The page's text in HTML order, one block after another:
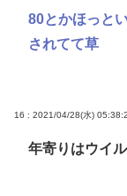
80とかほっと
されてて草
16 : 2021/04/28(水)
年寄りはウイ